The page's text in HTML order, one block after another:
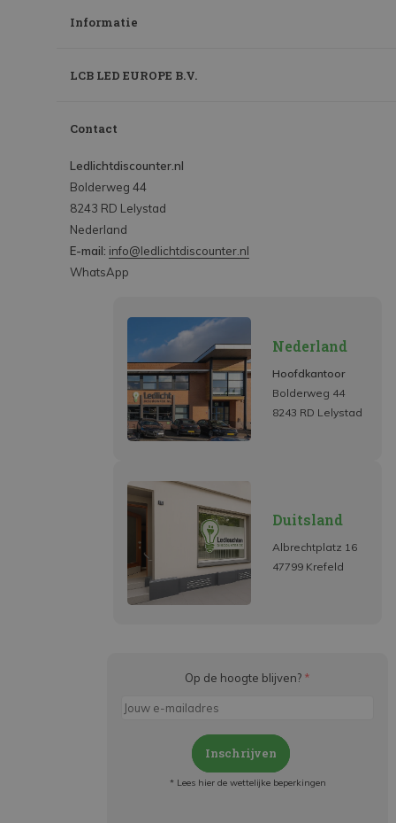
Informatie
LCB LED EUROPE B.V.
Contact
Ledlichtdiscounter.nl
Bolderweg 44
8243 RD Lelystad
Nederland
E-mail: info@ledlichtdiscounter.nl
WhatsApp
Nederland
Hoofdkantoor
Bolderweg 44
8243 RD Lelystad
Duitsland
Albrechtplatz 16
47799 Krefeld
Op de hoogte blijven? *
Inschrijven
* Lees hier de wettelijke beperkingen